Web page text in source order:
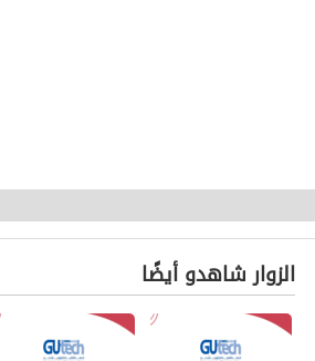
الزوار شاهدو أيضًا